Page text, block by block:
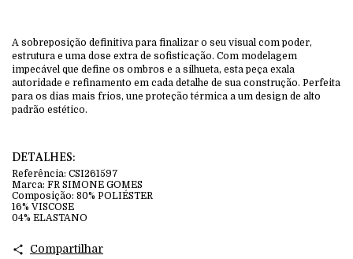
A sobreposição definitiva para finalizar o seu visual com poder,
estrutura e uma dose extra de sofisticação. Com modelagem
impecável que define os ombros e a silhueta, esta peça exala
autoridade e refinamento em cada detalhe de sua construção. Perfeita
para os dias mais frios, une proteção térmica a um design de alto
padrão estético.
DETALHES:
Referência: CSI261597
Marca: FR SIMONE GOMES
Composição: 80% POLIÉSTER
16% VISCOSE
04% ELASTANO
Compartilhar